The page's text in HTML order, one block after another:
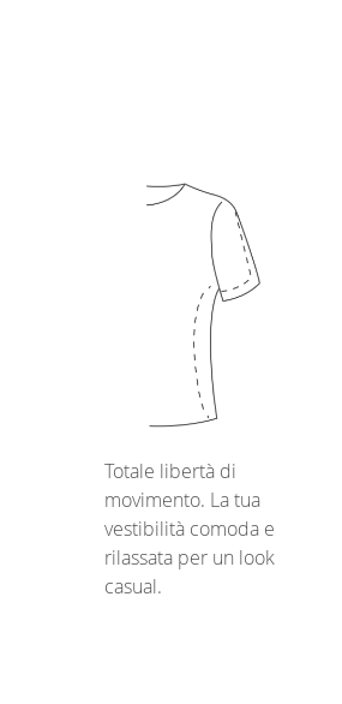
Totale libertà di
movimento. La tua
vestibilità comoda e
rilassata per un look
casual.